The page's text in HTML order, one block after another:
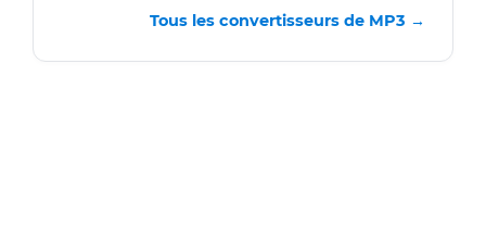
Tous les convertisseurs de MP3 →